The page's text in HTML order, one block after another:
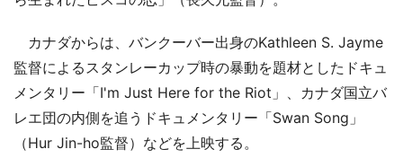
カナダからは、バンクーバー出身のKathleen S. Jayme
監督によるスタンレーカップ時の暴動を題材としたドキュ
メンタリー「I'm Just Here for the Riot」、カナダ国立バ
レエ団の内側を追うドキュメンタリー「Swan Song」
（Hur Jin-ho監督）などを上映する。